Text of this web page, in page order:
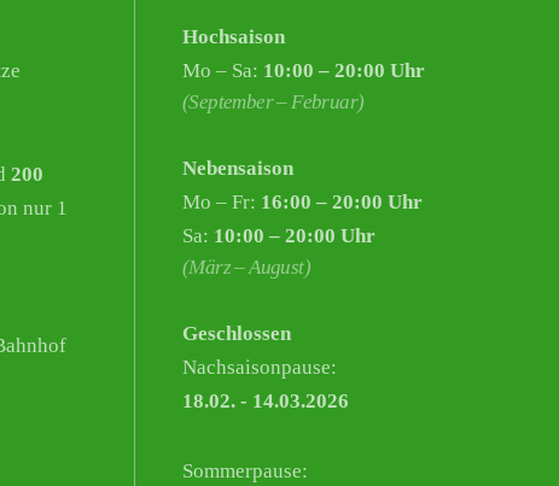
200
nur 1
Hochsaison
Mo – Sa: 10:00 – 20:00 Uhr
(September – Februar)
Nebensaison
Mo – Fr: 16:00 – 20:00 Uhr
Sa: 10:00 – 20:00 Uhr
(März – August)
Geschlossen
Nachsaisonpause:
18.02. - 14.03.2026
Sommerpause: